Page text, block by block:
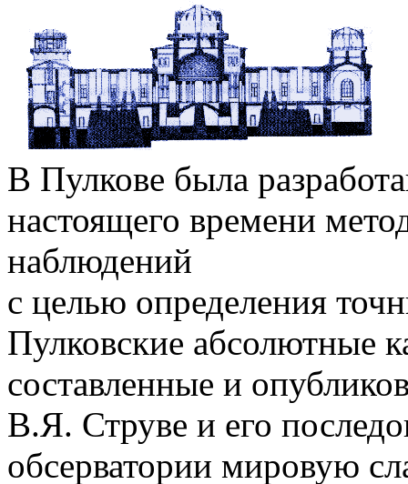
В Пулкове была
настоящего времени
наблюдений
с целью определения
Пулковские абсолютные
составленные и
В.Я. Струве и его
обсерватории мировую